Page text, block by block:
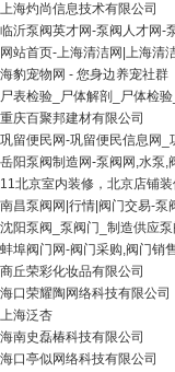
上海灼尚信息技术有限公司
临沂泵阀英才网-泵阀人才网-
网站首页-上海清洁网|上海清
海豹宠物网 - 您身边养宠社群
尸表检验_尸体解剖_尸体检
重庆百聚邦建材有限公司
巩留便民网-巩留便民信息网_
岳阳泵阀制造网-泵阀网,水泵,
11北京室内装修，北京店铺
南昌泵阀网|行情|阀门交易-泵
沈阳泵阀_泵阀门_制造供应泵
蚌埠阀门网-阀门采购,阀门销
商丘荣彩化妆品有限公司
海口荣耀陶网络科技有限公司
上海泛杏
海南史磊椿科技有限公司
海口亭似网络科技有限公司